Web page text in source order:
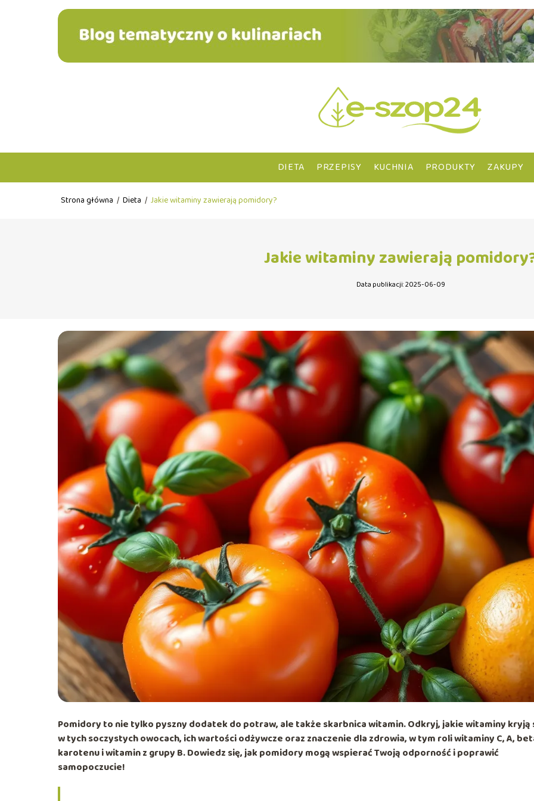
DIETA PRZEPISY KUCHNIA PRODUKTY ZAKUPY
Strona główna / Dieta / Jakie witaminy zawierają pomidory?
Jakie witaminy zawierają
Data publikacji: 2025-06-09
Pomidory to nie tylko pyszny dodatek do potraw, ale także skarbnica witamin. Odkryj, jakie witaminy kryją
w tych soczystych owocach, ich wartości odżywcze oraz znaczenie dla zdrowia, w tym roli witaminy C, A,
karotenu i witamin z grupy B. Dowiedz się, jak pomidory mogą wspierać Twoją odporność i poprawić
samopoczucie!